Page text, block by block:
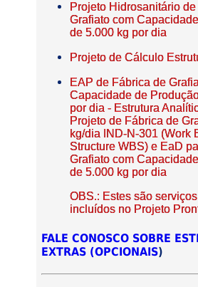
Projeto Hidrosanitário
Grafiato com
de 5.000 kg por dia
Projeto de Cálculo
EAP de Fábrica de
Capacidade de
por dia - Estrutura
Projeto de Fábrica de
kg/dia IND-N-301 (Work
Structure WBS) e EaD
Grafiato com
de 5.000 kg por dia
OBS.: Estes são
incluídos no Projeto
FALE CONOSCO SOBRE
EXTRAS (OPCIONAIS)